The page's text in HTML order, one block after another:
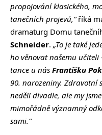
propojování klasického,
tanečních projevů,“říká
dramaturg Domu
Schneider. „To je také
ho věnovat našemu
tance u nás Františku
90. narozeniny. Zdravotní
neděli divadle, ale my
mimořádně významný
sami.“